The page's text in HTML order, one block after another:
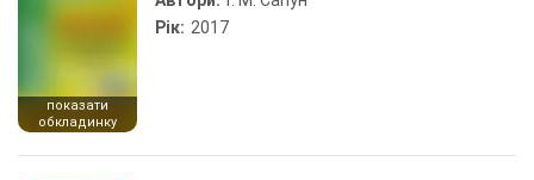
показати
обкладинку
Рік: 2017